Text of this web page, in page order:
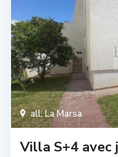
all,La Marsa
Villa S+4 avec